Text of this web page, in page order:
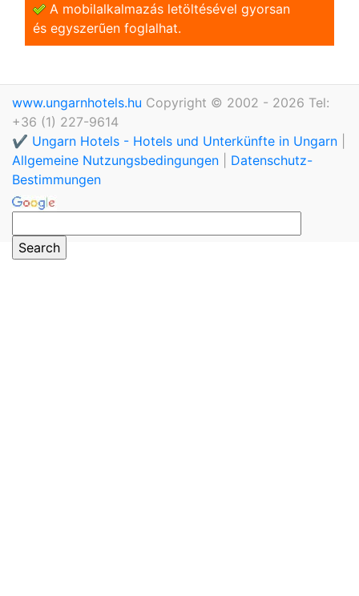
A mobilalkalmazás letöltésével gyorsan
és egyszerũen foglalhat.
www.ungarnhotels.hu Copyright © 2002 - 2026 Tel:
+36 (1) 227-9614
✔️ Ungarn Hotels - Hotels und Unterkünfte in Ungarn
Allgemeine Nutzungsbedingungen
Datenschutz-
Bestimmungen